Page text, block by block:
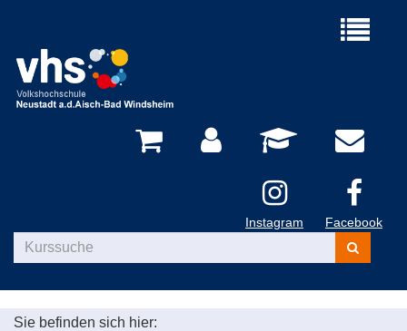
Menü
Instagram Facebook
Kurse
suchen
Sie befinden sich hier: